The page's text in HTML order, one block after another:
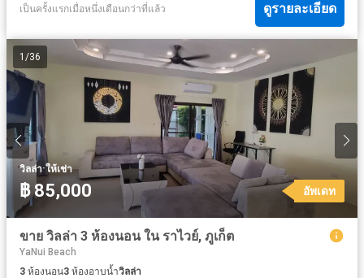
เป็นครั้งแรกเมื่อหนึ่งเดือนกว่าที่แล้ว ดูรายละเอียด
1 /36
วิลล่า·ให้เช่า
฿ 85,000 อัพเดท
ขาย วิลล่า 3 ห้องนอน ใน ราไวย์, ภูเก็ต
YaNui Beach
3 ห้องนอน3 ห้องอาบน้ำวิลล่า